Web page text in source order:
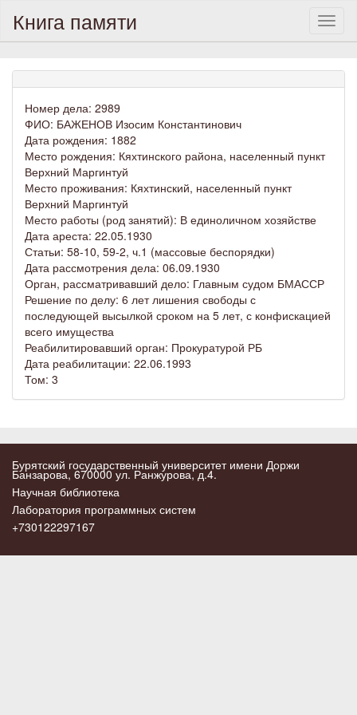
Книга памяти
Номер дела: 2989
ФИО: БАЖЕНОВ Изосим Константинович
Дата рождения: 1882
Место рождения: Кяхтинского района, населенный пункт
Верхний Маргинтуй
Место проживания: Кяхтинский, населенный пункт
Верхний Маргинтуй
Место работы (род занятий): В единоличном хозяйстве
Дата ареста: 22.05.1930
Статьи: 58-10, 59-2, ч.1 (массовые беспорядки)
Дата рассмотрения дела: 06.09.1930
Орган, рассматривавший дело: Главным судом БМАССР
Решение по делу: 6 лет лишения свободы с
последующей высылкой сроком на 5 лет, с конфискацией
всего имущества
Реабилитировавший орган: Прокуратурой РБ
Дата реабилитации: 22.06.1993
Том: 3
Бурятский государственный университет имени Доржи
Банзарова, 670000 ул. Ранжурова, д.4.
Научная библиотека
Лаборатория программных систем
+730122297167